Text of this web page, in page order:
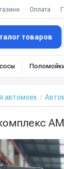
Оплата
товаров
автомоек